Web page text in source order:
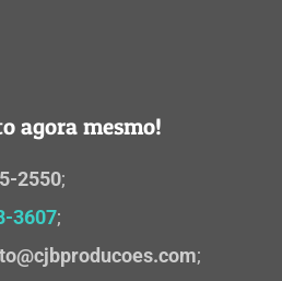
agora mesmo!
2550;
3607;
;